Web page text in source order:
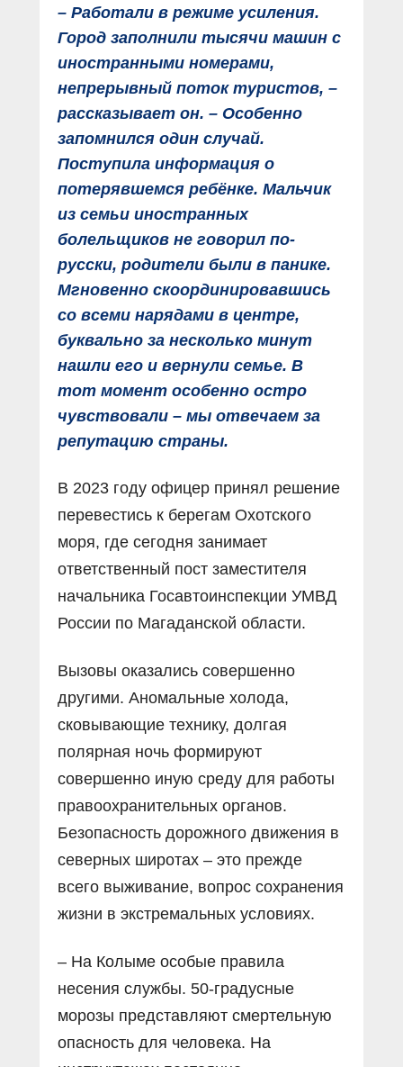
– Работали в режиме усиления.
Город заполнили тысячи машин с
иностранными номерами,
непрерывный поток туристов, –
рассказывает он. – Особенно
запомнился один случай.
Поступила информация о
потерявшемся ребёнке. Мальчик
из семьи иностранных
болельщиков не говорил по-
русски, родители были в панике.
Мгновенно скоординировавшись
со всеми нарядами в центре,
буквально за несколько минут
нашли его и вернули семье. В
тот момент особенно остро
чувствовали – мы отвечаем за
репутацию страны.
В 2023 году офицер принял решение
перевестись к берегам Охотского
моря, где сегодня занимает
ответственный пост заместителя
начальника Госавтоинспекции УМВД
России по Магаданской области.
Вызовы оказались совершенно
другими. Аномальные холода,
сковывающие технику, долгая
полярная ночь формируют
совершенно иную среду для работы
правоохранительных органов.
Безопасность дорожного движения в
северных широтах – это прежде
всего выживание, вопрос сохранения
жизни в экстремальных условиях.
– На Колыме особые правила
несения службы. 50-градусные
морозы представляют смертельную
опасность для человека. На